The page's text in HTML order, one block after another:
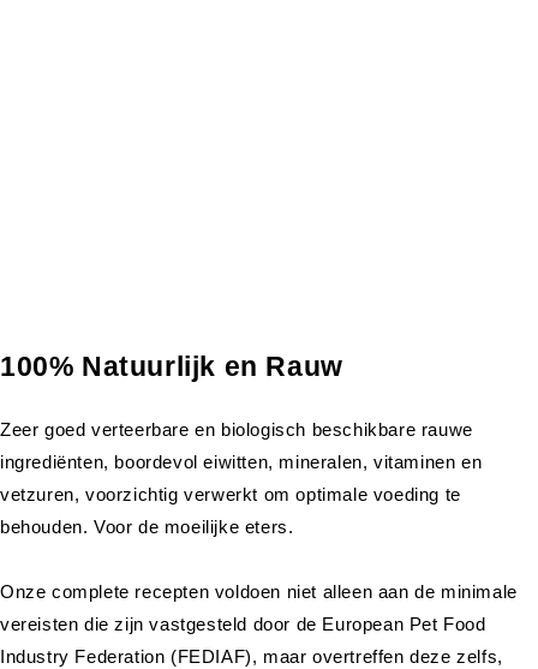
100% Natuurlijk en Rauw
Zeer goed verteerbare en biologisch beschikbare rauwe
ingrediënten, boordevol eiwitten, mineralen, vitaminen en
vetzuren, voorzichtig verwerkt om optimale voeding te
behouden. Voor de moeilijke eters.
Onze complete recepten voldoen niet alleen aan de minimale
vereisten die zijn vastgesteld door de European Pet Food
Industry Federation (FEDIAF), maar overtreffen deze zelfs,